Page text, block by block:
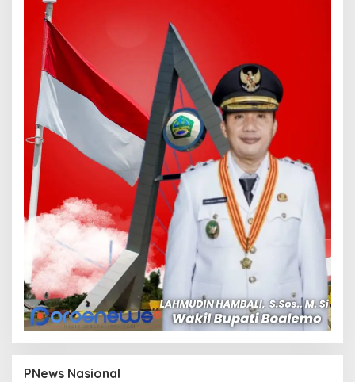
PNews Nasional